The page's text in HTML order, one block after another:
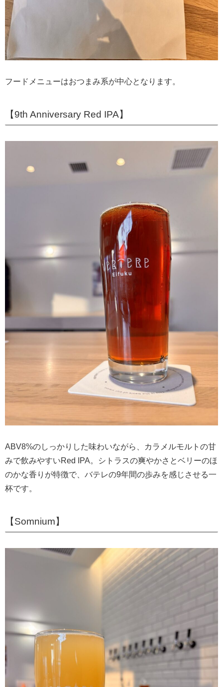
フードメニューはおつまみ系が中心となります。
【9th Anniversary Red IPA】
ABV8%のしっかりした味わいながら、カラメルモルトの甘
みで飲みやすいRed IPA。シトラスの爽やかさとベリーのほ
のかな香りが特徴で、バテレの9年間の歩みを感じさせる一
杯です。
【Somnium】